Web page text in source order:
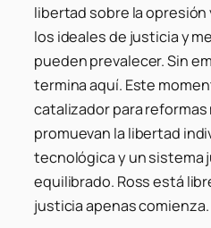
libertad sobre la opresión
los ideales de justicia y
pueden prevalecer. Sin
termina aquí. Este
catalizador para reformas
promuevan la libertad
tecnológica y un sistema
equilibrado. Ross está
justicia apenas comienza.